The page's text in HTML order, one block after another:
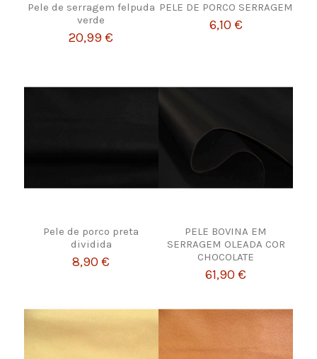
Pele de serragem felpuda
verde
20,99 €
PELE DE PORCO SERRAGEM
6,10 €
Pele de porco preta
dividida
8,90 €
PELE BOVINA EM
SERRAGEM OLEADA COR
CHOCOLATE
61,90 €